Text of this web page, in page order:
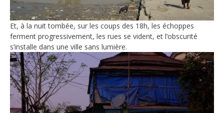
Et, à la nuit tombée, sur les coups des 18h, les échoppes
ferment progressivement, les rues se vident, et l’obscurité
s’installe dans une ville sans lumière.